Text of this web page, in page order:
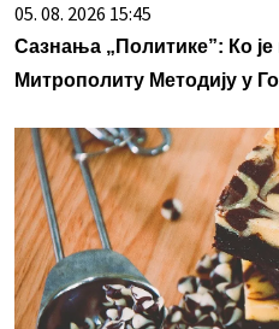
05. 08. 2026 15:45
Сазнања „Политике”: Ко
Митрополиту Методију у